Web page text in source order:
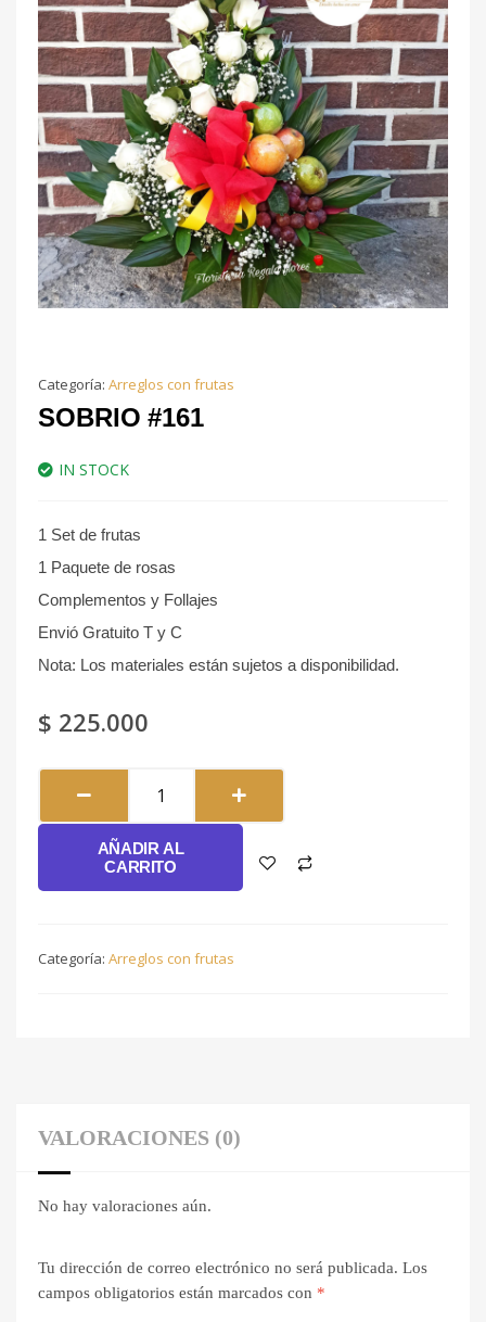
Categoría: Arreglos con frutas
SOBRIO #161
IN STOCK
1 Set de frutas
1 Paquete de rosas
Complementos y Follajes
Envió Gratuito T y C
Nota: Los materiales están sujetos a disponibilidad.
$ 225.000
#161
cantidad
AÑADIR AL
CARRITO
Categoría: Arreglos con frutas
VALORACIONES (0)
No hay valoraciones aún.
Tu dirección de correo electrónico no será publicada. Los
campos obligatorios están marcados con *